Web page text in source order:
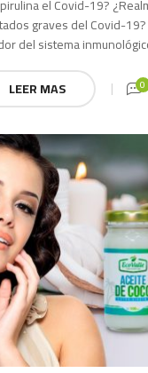
el Covid-19?
graves del Covid-
del sistema
LEER MAS
0